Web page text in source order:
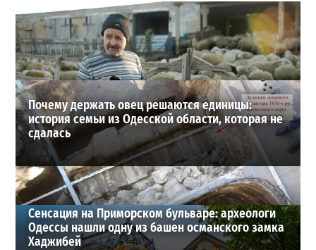
Шезлонги, бунгало и VIP-зоны: сколько придется
заплатить за отдых в Аркадии
21-07-2026 в 19:23
ВИБОР РЕДАКЦИИ
Почему держать овец решаются единицы:
история семьи из Одесской области, которая не
сдалась
Сенсация на Приморском бульваре: археологи
Одессы нашли одну из башен османского замка
Хаджибей